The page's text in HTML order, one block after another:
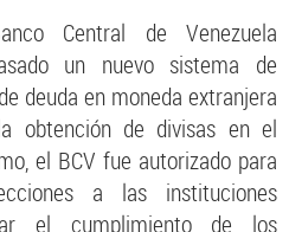
Central de Venezuela
un nuevo sistema de
deuda en moneda extranjera
obtención de divisas en el
el BCV fue autorizado para
a las instituciones
el cumplimiento de los